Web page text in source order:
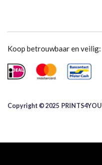
Koop betrouwbaar en veilig:
Copyright © 2025 ​PRINTS4YOU